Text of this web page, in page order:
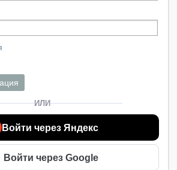
ИЛИ
Войти через Яндекс
Войти через Google